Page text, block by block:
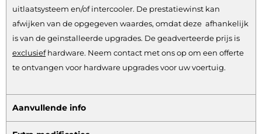
uitlaatsysteem en/of intercooler. De prestatiewinst kan
afwijken van de opgegeven waardes, omdat deze afhankelijk
is van de geïnstalleerde upgrades. De geadverteerde prijs is
exclusiefhardware. Neem contact met ons op om een offerte
te ontvangen voor hardware upgrades voor uw voertuig.
Aanvullende info